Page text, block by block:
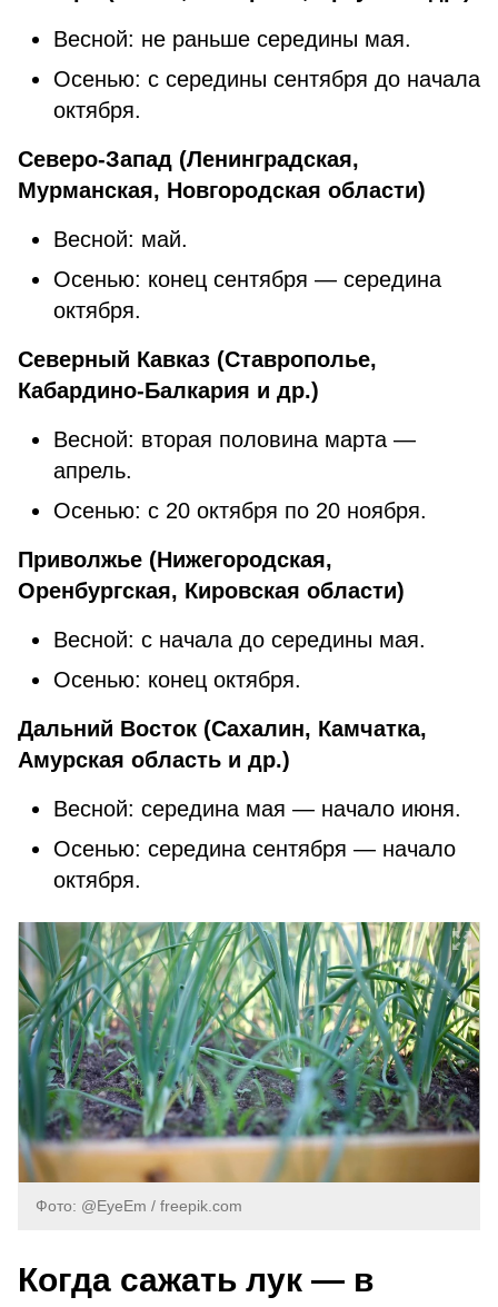
Весной: не раньше середины мая.
Осенью: с середины сентября до начала
октября.
Северо-Запад (Ленинградская,
Мурманская, Новгородская области)
Весной: май.
Осенью: конец сентября — середина
октября.
Северный Кавказ (Ставрополье,
Кабардино-Балкария и др.)
Весной: вторая половина марта —
апрель.
Осенью: с 20 октября по 20 ноября.
Приволжье (Нижегородская,
Оренбургская, Кировская области)
Весной: с начала до середины мая.
Осенью: конец октября.
Дальний Восток (Сахалин, Камчатка,
Амурская область и др.)
Весной: середина мая — начало июня.
Осенью: середина сентября — начало
октября.
Фото: @EyeEm / freepik.com
Когда сажать лук — в